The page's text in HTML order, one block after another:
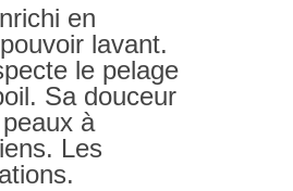
en
lavant.
le pelage
Sa douceur
à
Les